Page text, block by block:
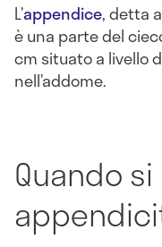
L’appendice, detta
è una parte del
cm situato a livello
nell’addome.
Quando